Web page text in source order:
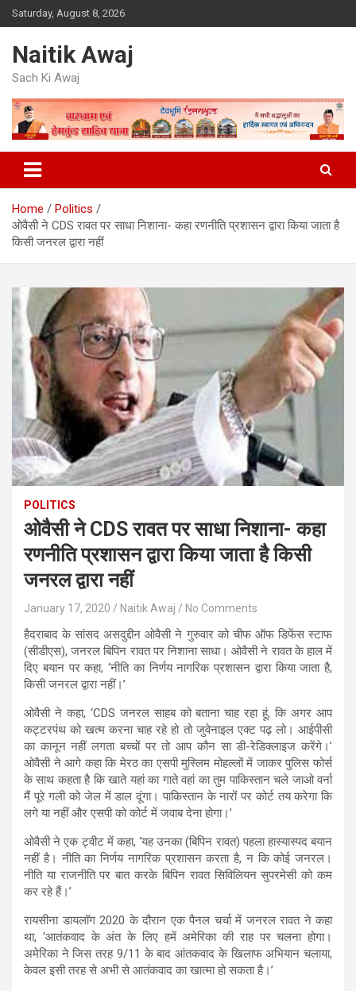
Skip
to
Saturday, August 8, 2026
Naitik Awaj
Sach Ki Awaj
Home
Politics
ओवैसी ने CDS रावत पर साधा निशाना- कहा रणनीति प्रशासन द्वारा किया जाता है
किसी जनरल द्वारा नहीं
POLITICS
ओवैसी ने CDS रावत पर साधा निशाना- कहा
रणनीति प्रशासन द्वारा किया जाता है किसी
जनरल द्वारा नहीं
January 17, 2020 Naitik Awaj No Comments
हैदराबाद के सांसद असदुद्दीन ओवैसी ने गुरुवार को चीफ ऑफ डिफेंस स्टाफ
(सीडीएस), जनरल बिपिन रावत पर निशाना साधा। ओवैसी ने रावत के हाल में
दिए बयान पर कहा, ‘नीति का निर्णय नागरिक प्रशासन द्वारा किया जाता है,
किसी जनरल द्वारा नहीं।’
ओवैसी ने कहा, ‘CDS जनरल साहब को बताना चाह रहा हूं, कि अगर आप
कट्टरपंथ को खत्म करना चाह रहे हो तो जुवेनाइल एक्ट पढ़ लो। आईपीसी
का कानून नहीं लगता बच्चों पर तो आप कौन सा डी-रेडिक्लाइज करेंगे।’
ओवैसी ने आगे कहा कि मेरठ का एसपी मुस्लिम मोहल्लों में जाकर पुलिस फोर्स
के साथ कहता है कि खाते यहां का गाते वहां का तुम पाकिस्तान चले जाओ वर्ना
मैं पूरे गली को जेल में डाल दूंगा। पाकिस्तान के नारों पर कोर्ट तय करेगा कि
लगे या नहीं और एसपी को कोर्ट में जवाब देना होगा।’
ओवैसी ने एक ट्वीट में कहा, ‘यह उनका (बिपिन रावत) पहला हास्यास्पद बयान
नहीं है। नीति का निर्णय नागरिक प्रशासन करता है, न कि कोई जनरल।
नीति या राजनीति पर बात करके बिपिन रावत सिविलियन सुपरमेसी को कम
कर रहे हैं।’
रायसीना डायलॉग 2020 के दौरान एक पैनल चर्चा में जनरल रावत ने कहा
था, ‘आतंकवाद के अंत के लिए हमें अमेरिका की राह पर चलना होगा।
अमेरिका ने जिस तरह 9/11 के बाद आंतकवाद के खिलाफ अभियान चलाया,
केवल इसी तरह से अभी से आतंकवाद का खात्मा हो सकता है।’